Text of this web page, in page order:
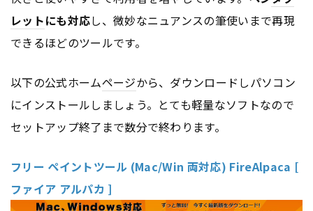
レットにも対応し、微妙なニュアンスの筆使いまで再現
できるほどのツールです。
以下の公式ホームページから、ダウンロードしパソコン
にインストールしましょう。とても軽量なソフトなので
セットアップ終了まで数分で終わります。
フリー ペイントツール (Mac/Win 両対応) FireAlpaca [
ファイア アルパカ ]